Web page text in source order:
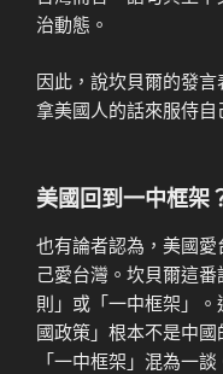
治動態。
因此，說坎貝爾的發
拿美國人的話來服侍自
美國回到一中框架
也有論者認為，美國
己愛台灣。坎貝爾這
則」或「一中框架」
國政策」根本不是中
「一中框架」混為一